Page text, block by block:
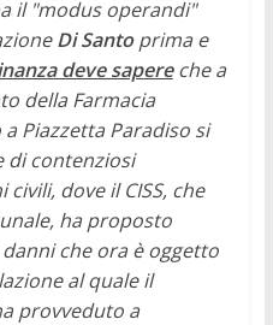
il "modus operandi"
Di Santoprima e
deve sapereche a
della Farmacia
Piazzetta Paradiso si
di contenziosi
dove il CISS, che
ha proposto
che ora è oggetto
al quale il
provveduto a